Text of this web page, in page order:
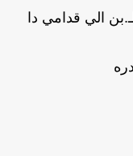
الي قدامي دا